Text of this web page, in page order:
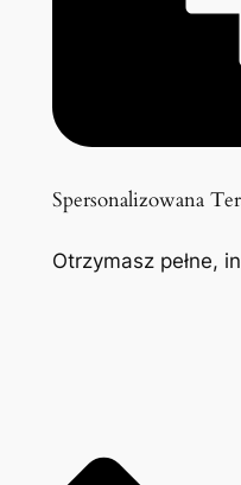
Spersonalizowana
Otrzymasz pełne,